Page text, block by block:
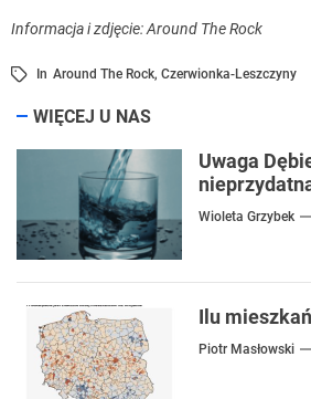
Informacja i zdjęcie: Around The Rock
In Around The Rock, Czerwionka-Leszczyny
WIĘCEJ U NAS
Uwaga
Wioleta Grzybek
Ilu
Piotr Masłowski